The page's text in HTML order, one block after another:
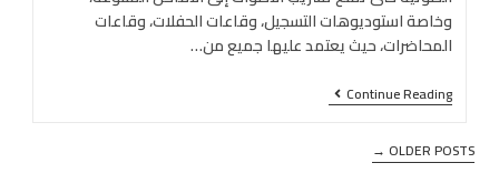
وخاصة استوديوهات التسجيل، وقاعات الحفلات، وقاعات
المحاضرات، حيث يعتمد عليها جميع من…
Continue Reading
OLDER POSTS
→